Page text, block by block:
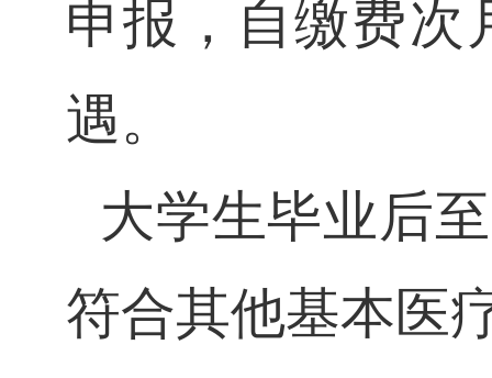
申报，自缴费次
遇。
大学生毕业后
符合其他基本医